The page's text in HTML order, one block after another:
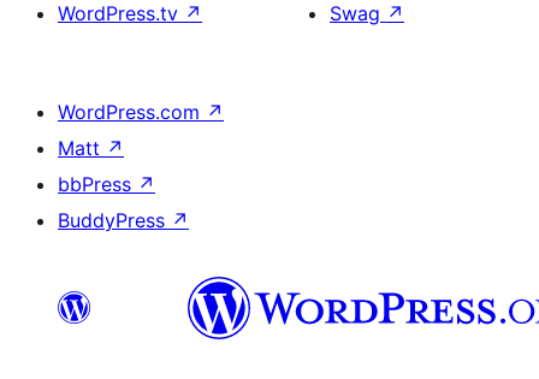
WordPress.tv ↗
Swag ↗
WordPress.com ↗
Matt ↗
bbPress ↗
BuddyPress ↗